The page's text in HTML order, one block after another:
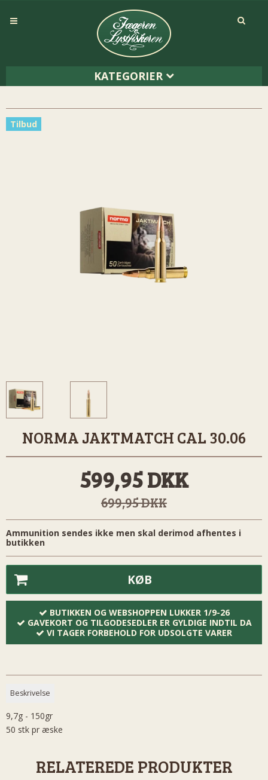
KATEGORIER
Tilbud
NORMA JAKTMATCH CAL 30.06
599,95 DKK
699,95 DKK
Ammunition sendes ikke men skal derimod afhentes i
butikken
KØB
BUTIKKEN OG WEBSHOPPEN LUKKER 1/9-26
GAVEKORT OG TILGODESEDLER ER GYLDIGE INDTIL DA
VI TAGER FORBEHOLD FOR UDSOLGTE VARER
Beskrivelse
9,7g - 150gr
50 stk pr æske
RELATEREDE PRODUKTER